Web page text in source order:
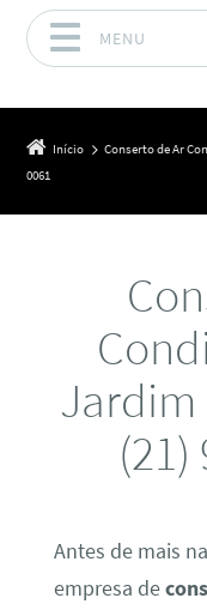
MENU
Início
Conserto de Ar
0061
Jardim
(21)
Antes de mais
empresa de